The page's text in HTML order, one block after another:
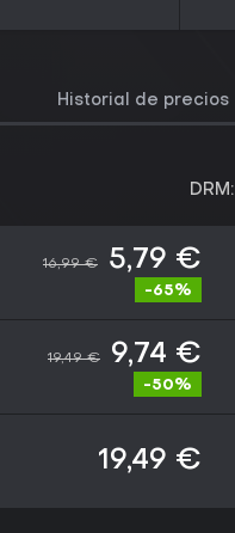
Historial de precios
DRM:
16,99 € 5,79 €
-65%
19,49 € 9,74 €
-50%
19,49 €